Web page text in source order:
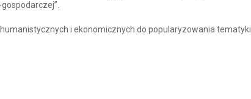
i ekonomicznych do popularyzowania tematyki